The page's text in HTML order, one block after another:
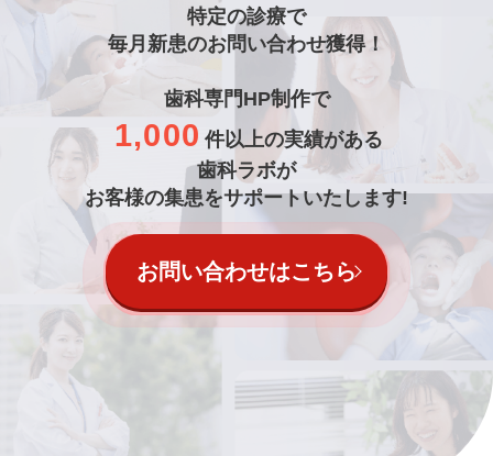
特定の診療で
毎月新患のお問い合わせ獲得！
歯科専門HP制作で
1,000 件以上の実績がある
歯科ラボが
お客様の集患をサポートいたします!
お問い合わせはこちら